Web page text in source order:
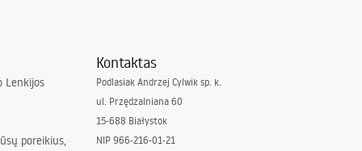
Lenkijos
poreikius,
Kontaktas
Podlasiak Andrzej Cylwik sp. k.
ul. Przędzalniana 60
15-688 Białystok
NIP 966-216-01-21